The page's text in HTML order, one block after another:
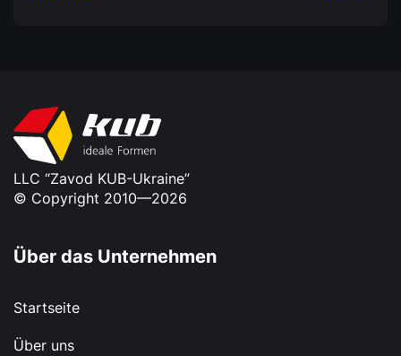
LLC “Zavod KUB-Ukraine”
© Copyright 2010—2026
Über das Unternehmen
Startseite
Über uns